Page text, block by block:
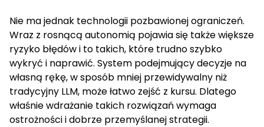
Nie ma jednak technologii pozbawionej ograniczeń.
Wraz z rosnącą autonomią pojawia się także większe
ryzyko błędów i to takich, które trudno szybko
wykryć i naprawić. System podejmujący decyzje na
własną rękę, w sposób mniej przewidywalny niż
tradycyjny LLM, może łatwo zejść z kursu. Dlatego
właśnie wdrażanie takich rozwiązań wymaga
ostrożności i dobrze przemyślanej strategii.